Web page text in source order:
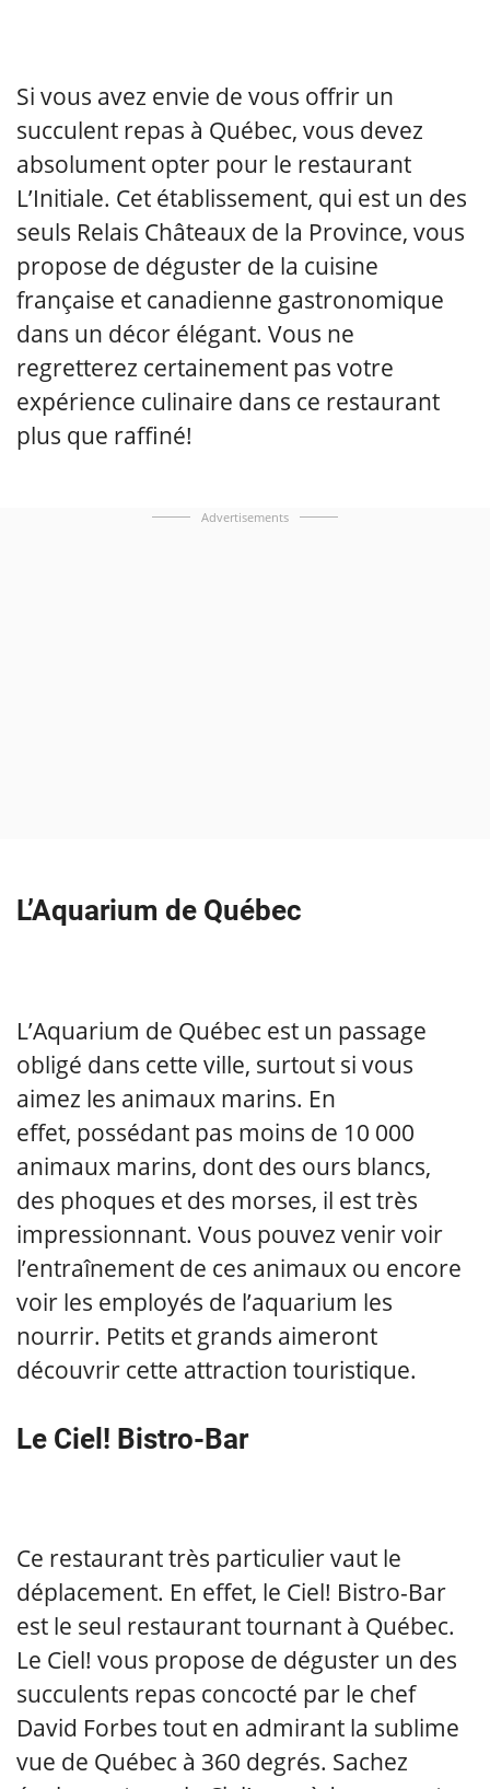
Si vous avez envie de vous offrir un
succulent repas à Québec, vous devez
absolument opter pour le restaurant
L’Initiale. Cet établissement, qui est un des
seuls Relais Châteaux de la Province, vous
propose de déguster de la cuisine
française et canadienne gastronomique
dans un décor élégant. Vous ne
regretterez certainement pas votre
expérience culinaire dans ce restaurant
plus que raffiné!
Advertisements
L’Aquarium de Québec
L’Aquarium de Québec est un passage
obligé dans cette ville, surtout si vous
aimez les animaux marins. En
effet, possédant pas moins de 10 000
animaux marins, dont des ours blancs,
des phoques et des morses, il est très
impressionnant. Vous pouvez venir voir
l’entraînement de ces animaux ou encore
voir les employés de l’aquarium les
nourrir. Petits et grands aimeront
découvrir cette attraction touristique.
Le Ciel! Bistro-Bar
Ce restaurant très particulier vaut le
déplacement. En effet, le Ciel! Bistro-Bar
est le seul restaurant tournant à Québec.
Le Ciel! vous propose de déguster un des
succulents repas concocté par le chef
David Forbes tout en admirant la sublime
vue de Québec à 360 degrés. Sachez